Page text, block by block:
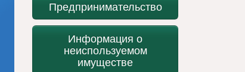
Предпринимательство
Информация о
неиспользуемом
имуществе